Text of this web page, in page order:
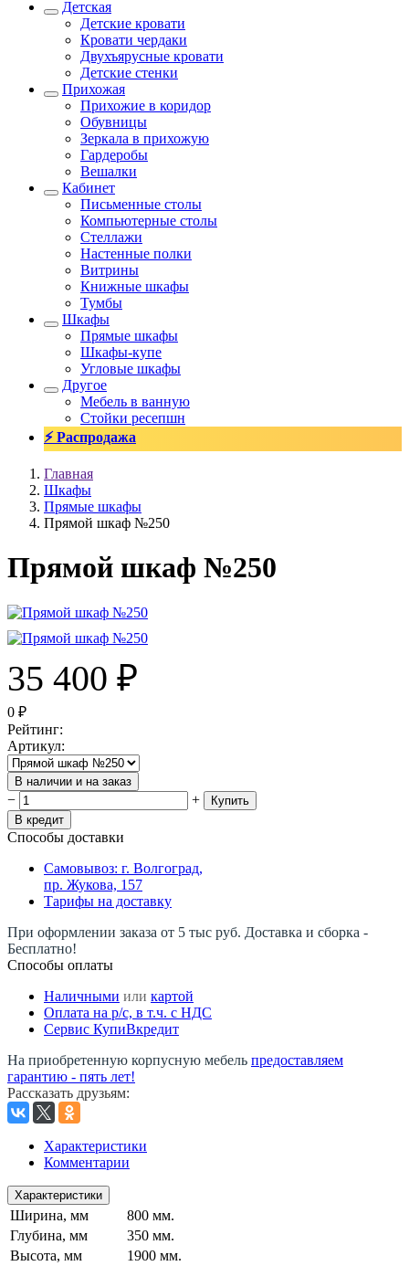
Детская
Детские кровати
Кровати чердаки
Двухъярусные кровати
Детские стенки
Прихожая
Прихожие в коридор
Обувницы
Зеркала в прихожую
Гардеробы
Вешалки
Кабинет
Письменные столы
Компьютерные столы
Стеллажи
Настенные полки
Витрины
Книжные шкафы
Тумбы
Шкафы
Прямые шкафы
Шкафы-купе
Угловые шкафы
Другое
Мебель в ванную
Стойки ресепшн
⚡ Распродажа
Главная
Шкафы
Прямые шкафы
Прямой шкаф №250
Прямой шкаф №250
35 400 ₽
0 ₽
Рейтинг:
Артикул:
В наличии и на заказ
− +
Купить
В кредит
Способы доставки
Самовывоз: г. Волгоград,
пр. Жукова, 157
Тарифы на доставку
При оформлении заказа от 5 тыс руб. Доставка и сборка -
Бесплатно!
Способы оплаты
Наличными или картой
Оплата на р/c, в т.ч. с НДС
Сервис КупиВкредит
На приобретенную корпусную мебель предоставляем
гарантию - пять лет!
Рассказать друзьям:
Характеристики
Комментарии
Характеристики
Ширина, мм
800 мм.
Глубина, мм
350 мм.
Высота, мм
1900 мм.